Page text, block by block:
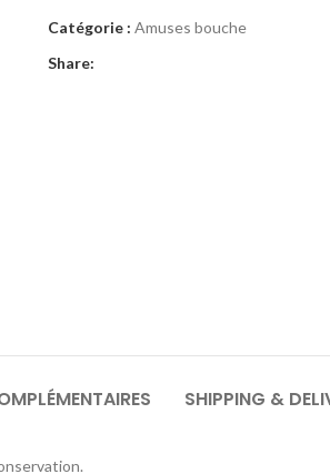
Catégorie : Amuses bouche
Share:
SHIPPING &